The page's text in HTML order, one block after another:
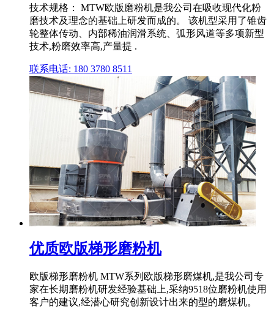
技术规格： MTW欧版磨粉机是我公司在吸收现代化粉
磨技术及理念的基础上研发而成的。 该机型采用了锥齿
轮整体传动、内部稀油润滑系统、弧形风道等多项新型
技术,粉磨效率高,产量提 .
联系电话: 180 3780 8511
优质欧版梯形磨粉机
欧版梯形磨粉机 MTW系列欧版梯形磨煤机,是我公司专
家在长期磨粉机研发经验基础上,采纳9518位磨粉机使用
客户的建议,经潜心研究创新设计出来的型的磨煤机。